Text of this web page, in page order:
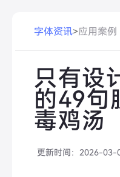
字体资讯>应用案例
只有设
的49句
毒鸡汤
更新时间： 2026-03-